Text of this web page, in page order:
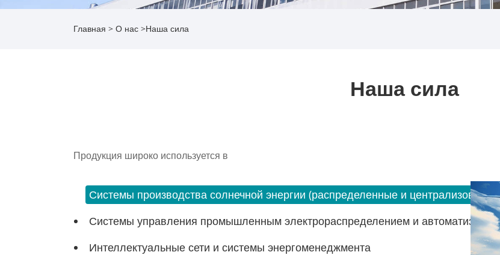
Главная > О нас >Наша сила
Наша сила
Продукция широко используется в
Системы производства солнечной энергии (распределенные и
Системы управления промышленным электрораспределением и
Интеллектуальные сети и системы энергоменеджмента